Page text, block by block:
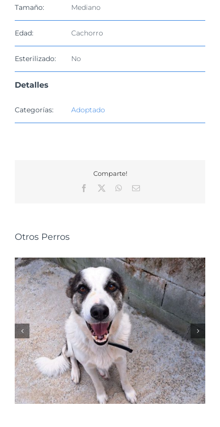
Tamaño: Mediano
Edad: Cachorro
Esterilizado: No
Detalles
Categorías: Adoptado
Comparte!
Facebook
WhatsApp
Correo
Otros Perros
NALA